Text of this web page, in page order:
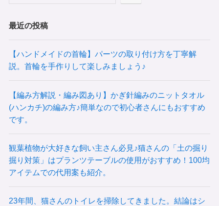
最近の投稿
【ハンドメイドの首輪】パーツの取り付け方を丁寧解
説。首輪を手作りして楽しみましょう♪
【編み方解説・編み図あり】かぎ針編みのニットタオル
(ハンカチ)の編み方♪簡単なので初心者さんにもおすすめ
です。
観葉植物が大好きな飼い主さん必見♪猫さんの「土の掘り
掘り対策」はプランツテーブルの使用がおすすめ！100均
アイテムでの代用案も紹介。
23年間、猫さんのトイレを掃除してきました。結論はシ